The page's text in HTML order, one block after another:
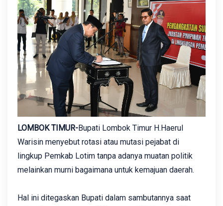
LOMBOK TIMUR-Bupati Lombok Timur H.Haerul
Warisin menyebut rotasi atau mutasi pejabat di
lingkup Pemkab Lotim tanpa adanya muatan politik
melainkan murni bagaimana untuk kemajuan daerah.
Hal ini ditegaskan Bupati dalam sambutannya saat